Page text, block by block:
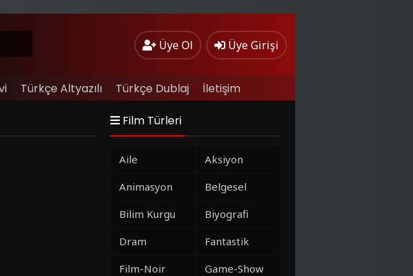
Üye Ol Üye Girişi
Türkçe Altyazılı Türkçe Dublaj İletişim
Film Türleri
Aile
Aksiyon
Animasyon
Belgesel
Bilim Kurgu
Biyografi
Dram
Fantastik
Film-Noir
Game-Show